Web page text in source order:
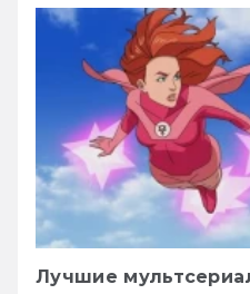
Лучшие